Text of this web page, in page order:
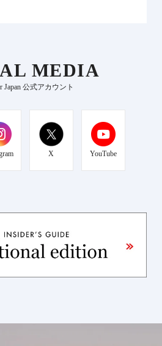
MEDIA
Japan 公式アカウント
X YouTube